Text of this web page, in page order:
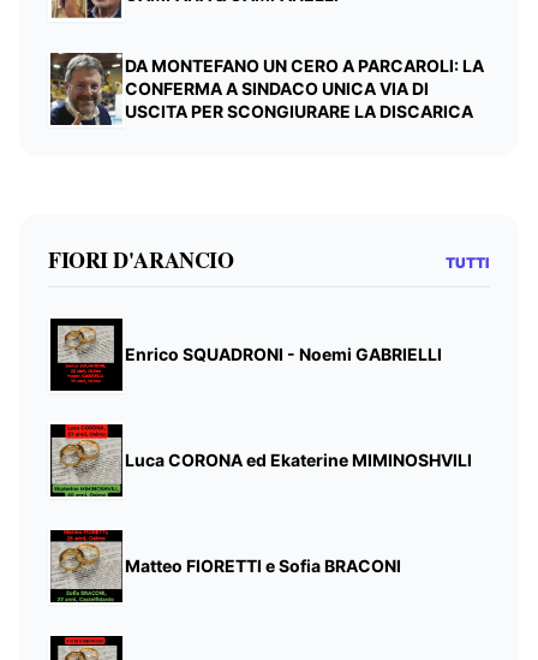
DA MONTEFANO UN CERO A PARCAROLI: LA
CONFERMA A SINDACO UNICA VIA DI
USCITA PER SCONGIURARE LA DISCARICA
FIORI D'ARANCIO TUTTI
Enrico SQUADRONI - Noemi GABRIELLI
Luca CORONA ed Ekaterine MIMINOSHVILI
Matteo FIORETTI e Sofia BRACONI